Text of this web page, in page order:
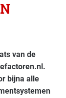
van de
bijna alle